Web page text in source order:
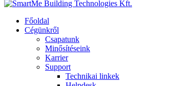
Főoldal
Cégünkről
Csapatunk
Minősítéseink
Karrier
Support
Technikai linkek